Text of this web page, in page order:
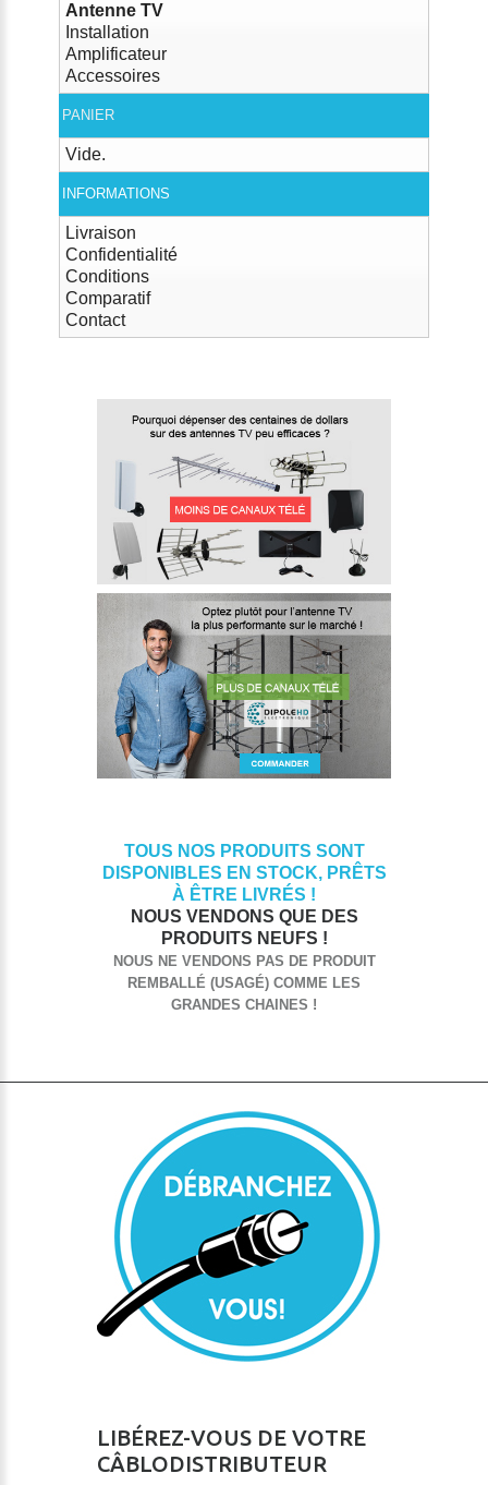
Antenne TV
Installation
Amplificateur
Accessoires
PANIER
Vide.
INFORMATIONS
Livraison
Confidentialité
Conditions
Comparatif
Contact
TOUS NOS PRODUITS SONT
DISPONIBLES EN STOCK, PRÊTS
À ÊTRE LIVRÉS !
NOUS VENDONS QUE DES
PRODUITS NEUFS !
NOUS NE VENDONS PAS DE PRODUIT
REMBALLÉ (USAGÉ) COMME LES
GRANDES CHAINES !
LIBÉREZ-VOUS DE VOTRE
CÂBLODISTRIBUTEUR